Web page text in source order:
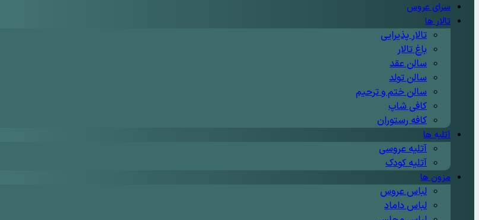
سرای عروس
تالار ها
تالار پذیرایی
باغ تالار
سالن عقد
سالن تولد
سالن ختم و ترحیم
کافی شاپ
کافه رستوران
آتلیه ها
آتلیه عروسی
آتلیه کودک
مزون ها
لباس عروس
لباس داماد